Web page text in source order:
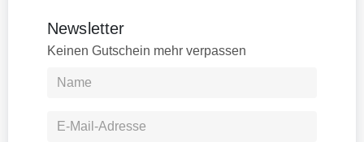
Newsletter
Keinen Gutschein mehr verpassen